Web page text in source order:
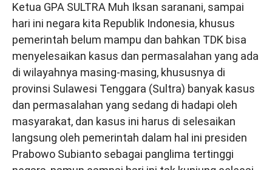
Ketua GPA SULTRA Muh Iksan saranani, sampai
hari ini negara kita Republik Indonesia, khusus
pemerintah belum mampu dan bahkan TDK bisa
menyelesaikan kasus dan permasalahan yang ada
di wilayahnya masing-masing, khususnya di
provinsi Sulawesi Tenggara (Sultra) banyak kasus
dan permasalahan yang sedang di hadapi oleh
masyarakat, dan kasus ini harus di selesaikan
langsung oleh pemerintah dalam hal ini presiden
Prabowo Subianto sebagai panglima tertinggi